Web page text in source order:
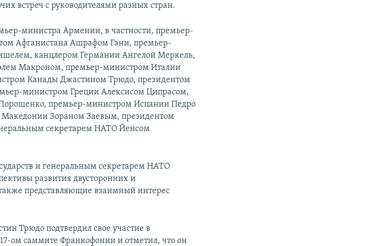
встреч с руководителями разных стран.
министра Армении, в частности, премьер-
Афганистана Ашрафом Гани, премьер-
канцлером Германии Ангелой Меркель,
Макроном, премьер-министром Италии
Канады Джастином Трюдо, президентом
министром Греции Алексисом Ципрасом,
премьер-министром Испании Педро
Зораном Заевым, президентом
секретарем НАТО Йенсом
и генеральным секретарем НАТО
развития двусторонних и
представляющие взаимный интерес
Трюдо подтвердил свое участие в
ом саммите Франкофонии и отметил, что он